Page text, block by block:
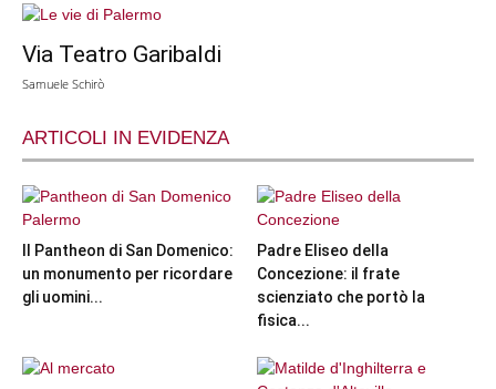
Via Teatro Garibaldi
Samuele Schirò
ARTICOLI IN EVIDENZA
Il Pantheon di San Domenico:
un monumento per ricordare
gli uomini...
Padre Eliseo della
Concezione: il frate
scienziato che portò la
fisica...